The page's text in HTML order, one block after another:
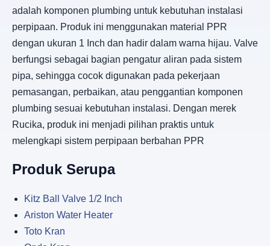
adalah komponen plumbing untuk kebutuhan instalasi
perpipaan. Produk ini menggunakan material PPR
dengan ukuran 1 Inch dan hadir dalam warna hijau. Valve
berfungsi sebagai bagian pengatur aliran pada sistem
pipa, sehingga cocok digunakan pada pekerjaan
pemasangan, perbaikan, atau penggantian komponen
plumbing sesuai kebutuhan instalasi. Dengan merek
Rucika, produk ini menjadi pilihan praktis untuk
melengkapi sistem perpipaan berbahan PPR
Produk Serupa
Kitz Ball Valve 1/2 Inch
Ariston Water Heater
Toto Kran